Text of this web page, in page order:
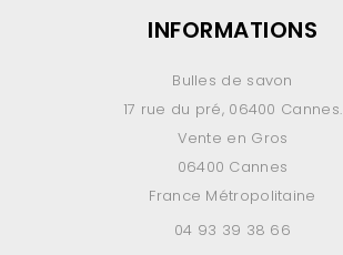
INFORMATIONS
Bulles de savon
17 rue du pré, 06400 Cannes.
Vente en Gros
06400 Cannes
France Métropolitaine
04 93 39 38 66